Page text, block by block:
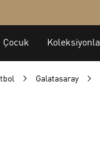
Galatasaray